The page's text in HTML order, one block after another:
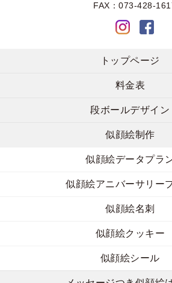
FAX：073-428-
トップページ
料金表
段ボールデザイン
似顔絵制作
似顔絵データプラ
似顔絵アニバーサリー
似顔絵名刺
似顔絵クッキー
似顔絵シール